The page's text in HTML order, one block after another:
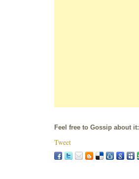
Feel free to Gossip about it:
Tweet